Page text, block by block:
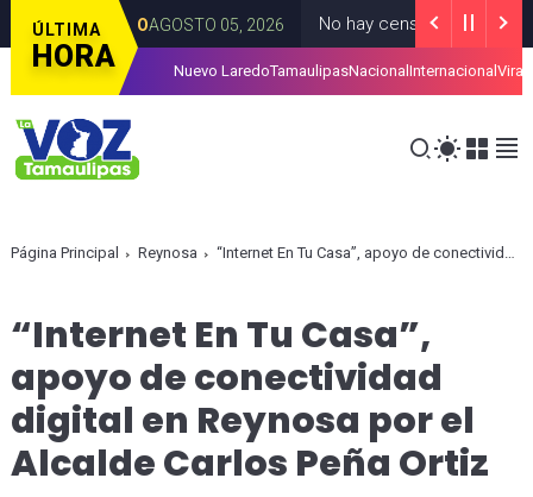
ÚLTIMA
HORA
CDMEXICO AGOSTO 05, 2026 No hay censura; el derecho de
Nuevo LaredoTamaulipasNacional Internacional Viral
Página Principal Reynosa “Internet En Tu Casa”, apoyo de conectividad digital en Reynosa por el Alcalde Carlos Peña Ortiz
“Internet En Tu Casa”,
apoyo de conectividad
digital en Reynosa por el
Alcalde Carlos Peña Ortiz